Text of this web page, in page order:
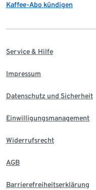
Kaffee-Abo kündigen
Service & Hilfe
Impressum
Datenschutz und Sicherheit
Einwilligungsmanagement
Widerrufsrecht
AGB
Barrierefreiheitserklärung